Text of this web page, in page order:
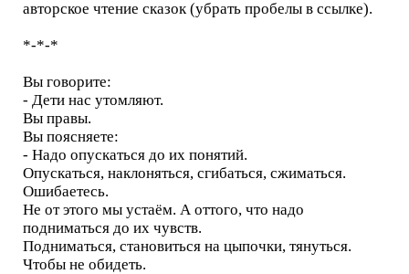
авторское чтение сказок (убрать пробелы в ссылке).
*-*-*
Вы говорите:
- Дети нас утомляют.
Вы правы.
Вы поясняете:
- Надо опускаться до их понятий.
Опускаться, наклоняться, сгибаться, сжиматься.
Ошибаетесь.
Не от этого мы устаём. А оттого, что надо
подниматься до их чувств.
Подниматься, становиться на цыпочки, тянуться.
Чтобы не обидеть.